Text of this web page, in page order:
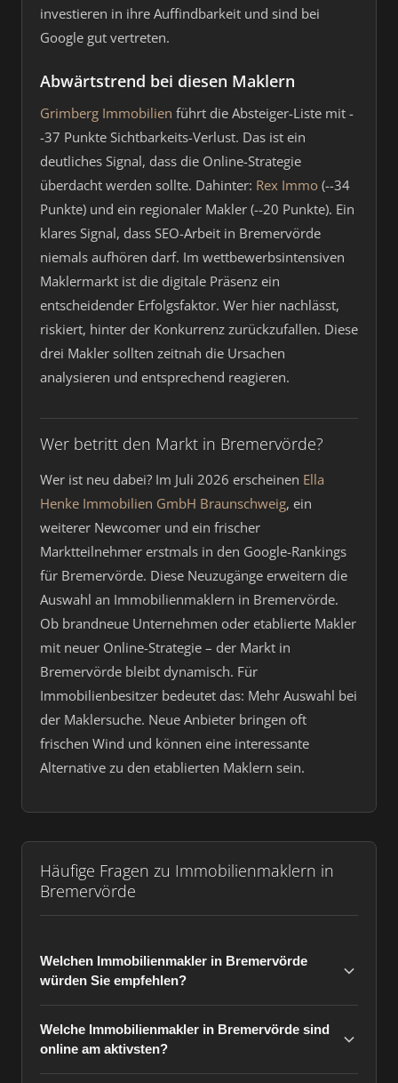
investieren in ihre Auffindbarkeit und sind bei
Google gut vertreten.
Abwärtstrend bei diesen Maklern
Grimberg Immobilien führt die Absteiger-Liste mit -
-37 Punkte Sichtbarkeits-Verlust. Das ist ein
deutliches Signal, dass die Online-Strategie
überdacht werden sollte. Dahinter: Rex Immo (--34
Punkte) und ein regionaler Makler (--20 Punkte). Ein
klares Signal, dass SEO-Arbeit in Bremervörde
niemals aufhören darf. Im wettbewerbsintensiven
Maklermarkt ist die digitale Präsenz ein
entscheidender Erfolgsfaktor. Wer hier nachlässt,
riskiert, hinter der Konkurrenz zurückzufallen. Diese
drei Makler sollten zeitnah die Ursachen
analysieren und entsprechend reagieren.
Wer betritt den Markt in Bremervörde?
Wer ist neu dabei? Im Juli 2026 erscheinen Ella
Henke Immobilien GmbH Braunschweig, ein
weiterer Newcomer und ein frischer
Marktteilnehmer erstmals in den Google-Rankings
für Bremervörde. Diese Neuzugänge erweitern die
Auswahl an Immobilienmaklern in Bremervörde.
Ob brandneue Unternehmen oder etablierte Makler
mit neuer Online-Strategie – der Markt in
Bremervörde bleibt dynamisch. Für
Immobilienbesitzer bedeutet das: Mehr Auswahl bei
der Maklersuche. Neue Anbieter bringen oft
frischen Wind und können eine interessante
Alternative zu den etablierten Maklern sein.
Häufige Fragen zu Immobilienmaklern in
Bremervörde
Welchen Immobilienmakler in Bremervörde
würden Sie empfehlen?
Welche Immobilienmakler in Bremervörde sind
online am aktivsten?